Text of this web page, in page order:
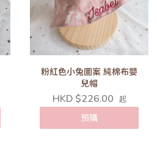
粉紅色小兔圖案 純棉布嬰
兒帽
HKD $226.00 起
預購